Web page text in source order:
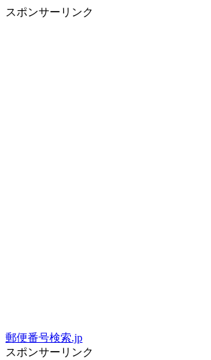
スポンサーリンク
郵便番号検索.jp
スポンサーリンク